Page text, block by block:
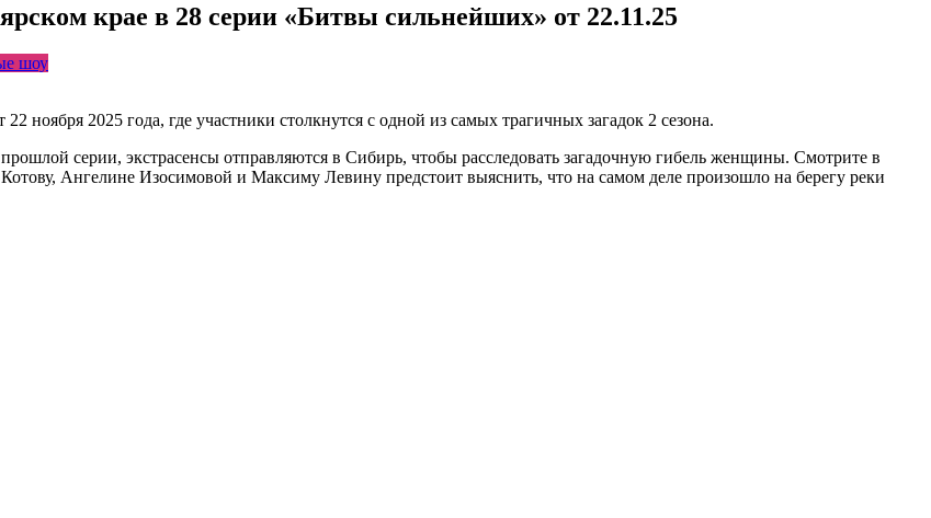
крае в 28 серии «Битвы сильнейших» от 22.11.25
шоу
2025 года, где участники столкнутся с одной из самых трагичных загадок 2 сезона.
серии, экстрасенсы отправляются в Сибирь, чтобы расследовать загадочную гибель женщины. Смотрите в
Ангелине Изосимовой и Максиму Левину предстоит выяснить, что на самом деле произошло на берегу реки